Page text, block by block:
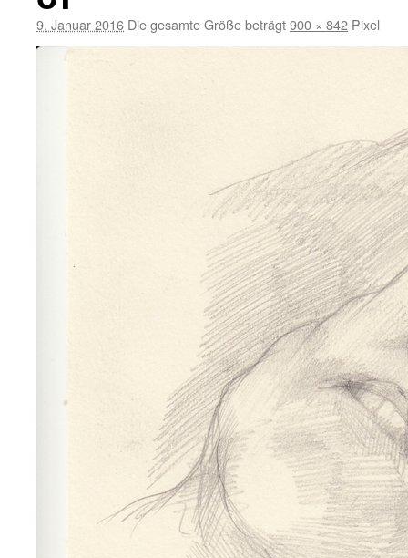
9. Januar 2016 Die gesamte Größe beträgt900 × 842 Pixel